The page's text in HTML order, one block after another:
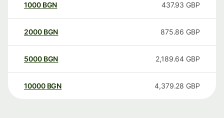
1000 BGN 437.93 GBP
2000 BGN 875.86 GBP
5000 BGN 2,189.64 GBP
10000 BGN 4,379.28 GBP